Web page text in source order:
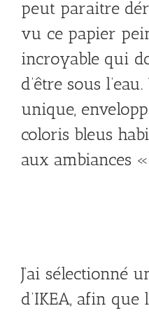
peut paraitre
vu ce papier
incroyable qui
d’être sous
unique,
coloris bleus
aux ambiances
J’ai sélectionné
d’IKEA, afin